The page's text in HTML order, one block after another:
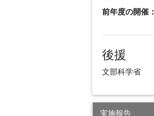
前年度の開催：
後援
文部科学省
実施報告